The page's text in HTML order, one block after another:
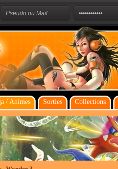
/ Animes Sorties Collections